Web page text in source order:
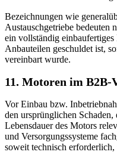
Bezeichnungen wie
Austauschgetriebe bedeuten
ein vollständig
Anbauteilen geschuldet ist,
vereinbart wurde.
11. Motoren im B2B-
Vor Einbau bzw.
den ursprünglichen
Lebensdauer des Motors
und Versorgungssysteme
soweit technisch erforderlich,